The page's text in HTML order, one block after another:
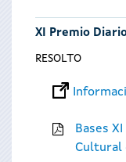
XI Premio
RESOLTO
Bases
Cultural